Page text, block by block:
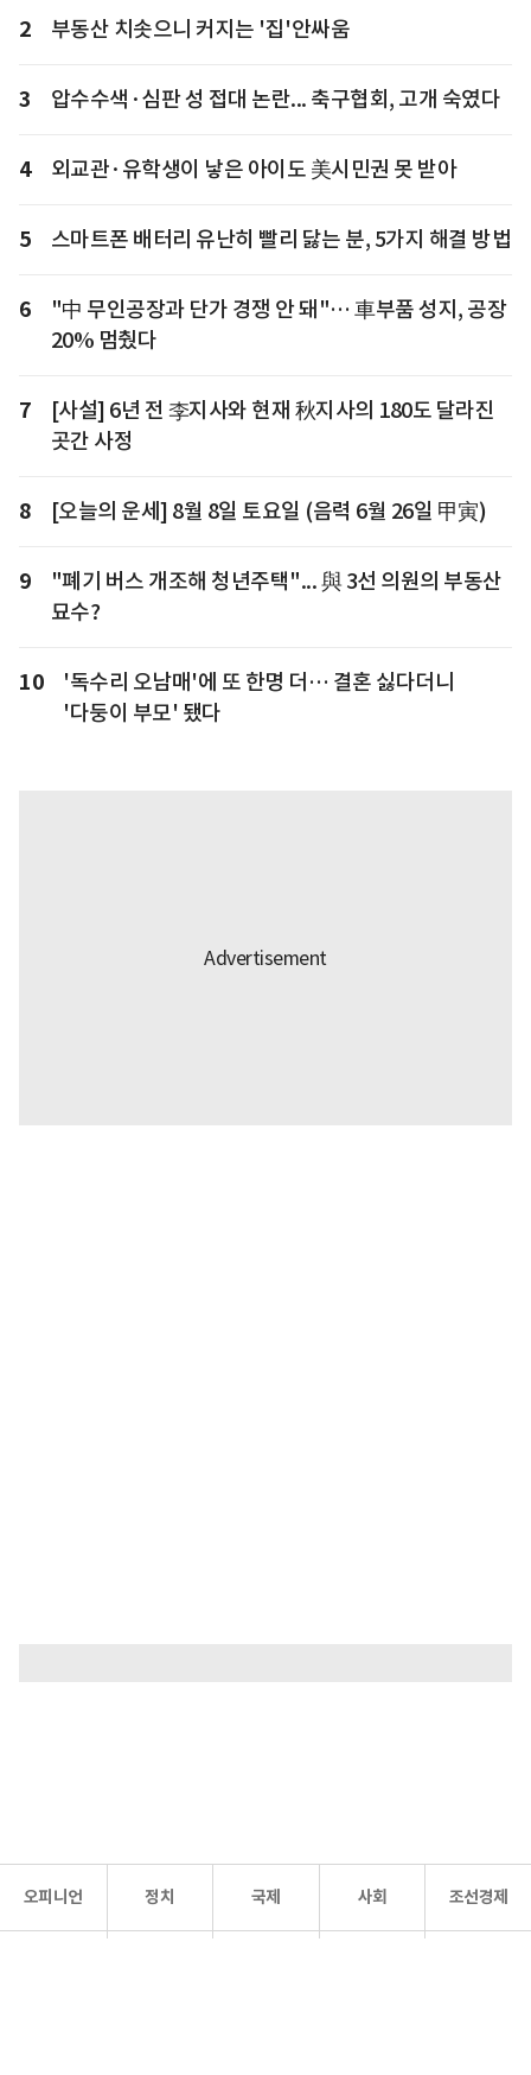
2 부동산 치솟으니 커지는 '집'안싸움
3 압수수색·심판 성 접대 논란... 축구협회, 고개 숙였다
4 외교관·유학생이 낳은 아이도 美시민권 못 받아
5 스마트폰 배터리 유난히 빨리 닳는 분, 5가지 해결 방법
6
"中 무인공장과 단가 경쟁 안 돼"… 車부품 성지, 공장
20% 멈췄다
7
[사설] 6년 전 李지사와 현재 秋지사의 180도 달라진
곳간 사정
8 [오늘의 운세] 8월 8일 토요일 (음력 6월 26일 甲寅)
9
"폐기 버스 개조해 청년주택"... 與 3선 의원의 부동산
묘수?
10
'독수리 오남매'에 또 한명 더… 결혼 싫다더니
'다둥이 부모' 됐다
오피니언 정치 국제 사회 조선경제